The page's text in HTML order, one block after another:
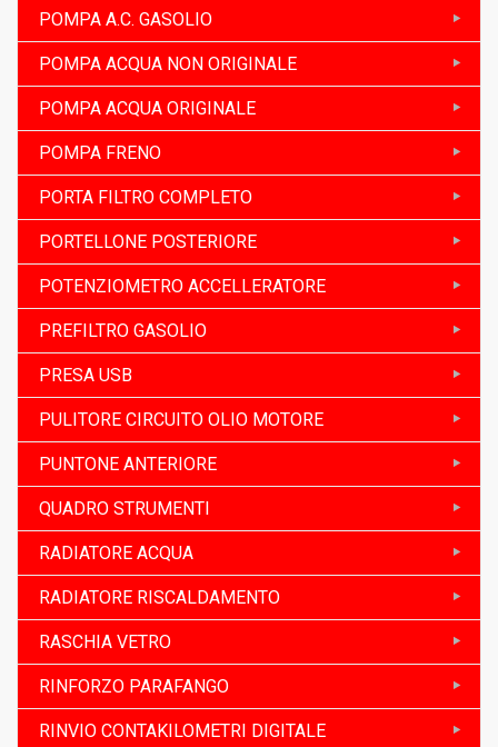
POMPA A.C. GASOLIO
POMPA ACQUA NON ORIGINALE
POMPA ACQUA ORIGINALE
POMPA FRENO
PORTA FILTRO COMPLETO
PORTELLONE POSTERIORE
POTENZIOMETRO ACCELLERATORE
PREFILTRO GASOLIO
PRESA USB
PULITORE CIRCUITO OLIO MOTORE
PUNTONE ANTERIORE
QUADRO STRUMENTI
RADIATORE ACQUA
RADIATORE RISCALDAMENTO
RASCHIA VETRO
RINFORZO PARAFANGO
RINVIO CONTAKILOMETRI DIGITALE